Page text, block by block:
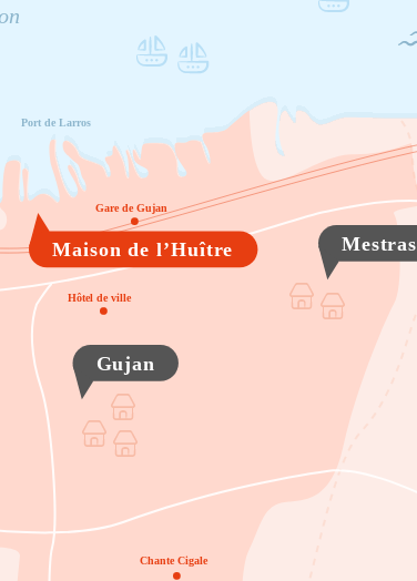
Gare de Gujan
Chante Cigale
Hôtel de ville
Port de Larros
Maison de l’Huître
Gujan
Mestras